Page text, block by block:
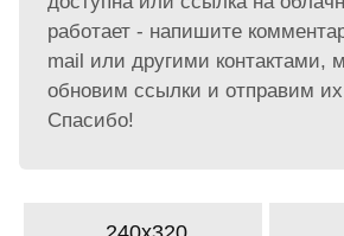
работает - напишите
mail или другими контактами,
обновим ссылки и отправим
Спасибо!